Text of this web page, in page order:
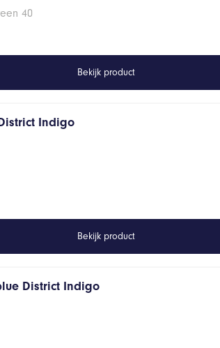
40
Bekijk product
Indigo
Bekijk product
District Indigo